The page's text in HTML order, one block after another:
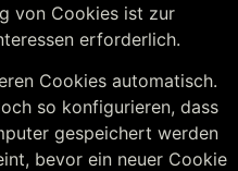
von Cookies ist zur
erforderlich.
Cookies automatisch.
so konfigurieren, dass
gespeichert werden
bevor ein neuer Cookie